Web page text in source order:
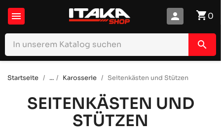
 shopping_cart0
person
search
Startseite ... Karosserie Seitenkästen und Stützen
SEITENKÄSTEN UND
STÜTZEN